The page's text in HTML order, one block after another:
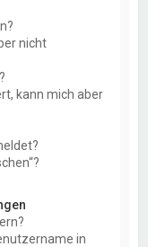
nicht
kann mich aber
in